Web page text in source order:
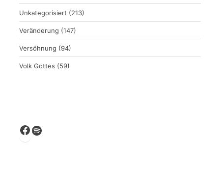
Unkategorisiert (213)
Veränderung (147)
Versöhnung (94)
Volk Gottes (59)
Facebook
Spotify